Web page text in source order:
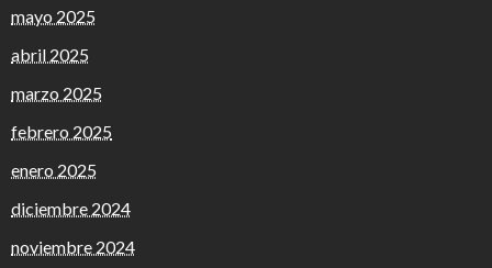
mayo 2025
abril 2025
marzo 2025
febrero 2025
enero 2025
diciembre 2024
noviembre 2024